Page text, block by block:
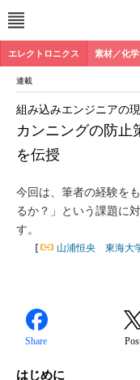
エレクトロニクス 素材／化学
連載
カンニングの防止
を伝授
組み込みエンジニアの
今回は、筆者の経験を
るか？」という課題に
す。
[
山浦恒央 東海大
Share
はじめに